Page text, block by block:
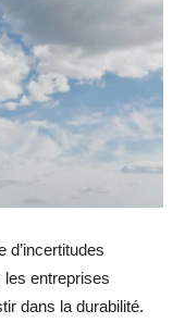
d’incertitudes
les entreprises
dans la durabilité.